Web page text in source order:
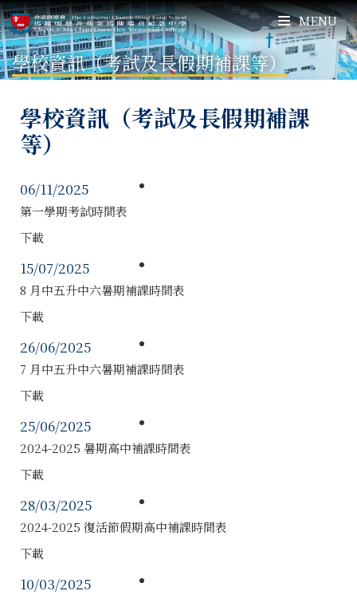
MENU
學校資訊（考試及長假期補課等）
學校資訊（考試及長假期補課
等）
06/11/2025
第一學期考試時間表
下載
15/07/2025
8 月中五升中六暑期補課時間表
下載
26/06/2025
7 月中五升中六暑期補課時間表
下載
25/06/2025
2024-2025 暑期高中補課時間表
下載
28/03/2025
2024-2025 復活節假期高中補課時間表
下載
10/03/2025